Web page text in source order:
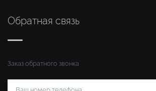
Обратная связь
Заказ обратного звонка